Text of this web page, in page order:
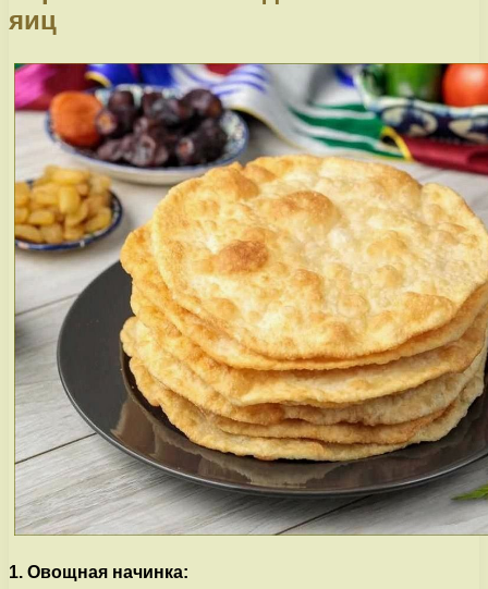
яиц
1. Овощная начинка: